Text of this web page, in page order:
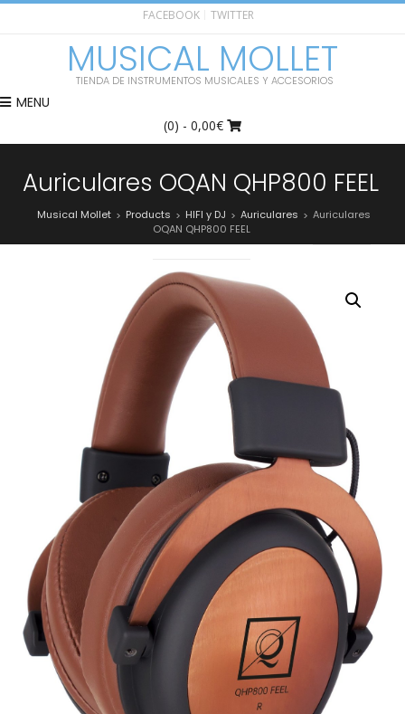
FACEBOOK TWITTER
MUSICAL MOLLET
TIENDA DE INSTRUMENTOS MUSICALES Y ACCESORIOS
MENU
(0) - 0,00€
Auriculares OQAN QHP800 FEEL
Musical Mollet > Products > HIFI y DJ > Auriculares > Auriculares
OQAN QHP800 FEEL